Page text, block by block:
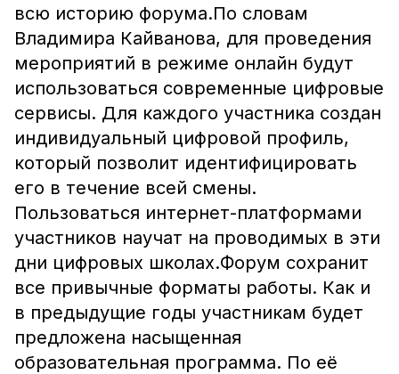
всю историю форума.По словам
Владимира Кайванова, для проведения
мероприятий в режиме онлайн будут
использоваться современные цифровые
сервисы. Для каждого участника создан
индивидуальный цифровой профиль,
который позволит идентифицировать
его в течение всей смены.
Пользоваться интернет-платформами
участников научат на проводимых в эти
дни цифровых школах.Форум сохранит
все привычные форматы работы. Как и
в предыдущие годы участникам будет
предложена насыщенная
образовательная программа. По её